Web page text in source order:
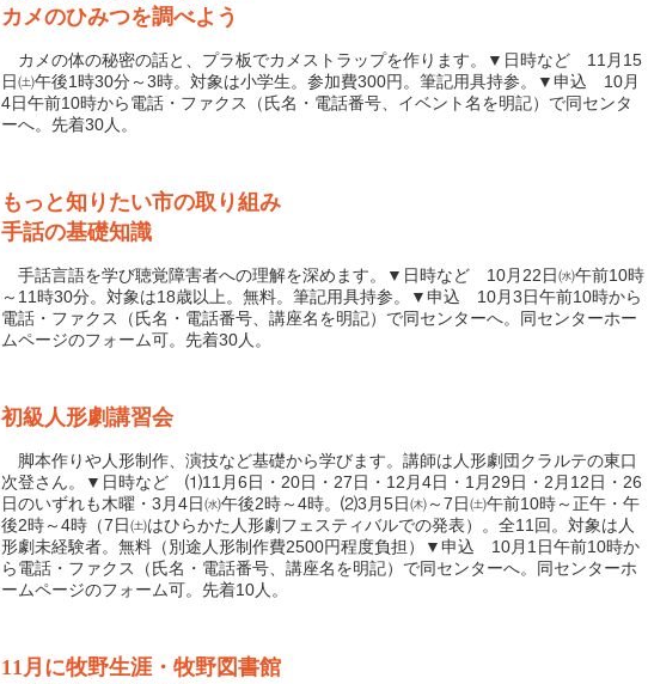
カメのひみつを調べよう
カメの体の秘密の話と、プラ板でカメストラップを作ります。▼日時など 11月15
日㈯午後1時30分～3時。対象は小学生。参加費300円。筆記用具持参。▼申込 10月
4日午前10時から電話・ファクス（氏名・電話番号、イベント名を明記）で同センタ
ーへ。先着30人。
もっと知りたい市の取り組み
手話の基礎知識
手話言語を学び聴覚障害者への理解を深めます。▼日時など 10月22日㈬午前10時
～11時30分。対象は18歳以上。無料。筆記用具持参。▼申込 10月3日午前10時から
電話・ファクス（氏名・電話番号、講座名を明記）で同センターへ。同センターホー
ムページのフォーム可。先着30人。
初級人形劇講習会
脚本作りや人形制作、演技など基礎から学びます。講師は人形劇団クラルテの東口
次登さん。▼日時など ⑴11月6日・20日・27日・12月4日・1月29日・2月12日・26
日のいずれも木曜・3月4日㈬午後2時～4時。⑵3月5日㈭～7日㈯午前10時～正午・午
後2時～4時（7日㈯はひらかた人形劇フェスティバルでの発表）。全11回。対象は人
形劇未経験者。無料（別途人形制作費2500円程度負担）▼申込 10月1日午前10時か
ら電話・ファクス（氏名・電話番号、講座名を明記）で同センターへ。同センターホ
ームページのフォーム可。先着10人。
11月に牧野生涯・牧野図書館